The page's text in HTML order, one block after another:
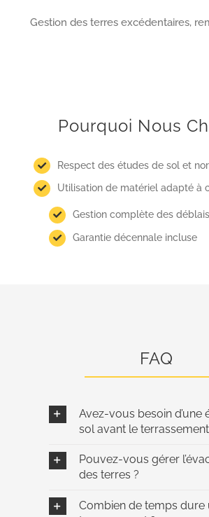
Gestion des terres excédentaires,
Pourquoi Nous
Respect des études de sol et
Utilisation de matériel adapté à
Gestion complète des
Garantie décennale incluse
FAQ
Avez-vous besoin d’une
sol avant le
Pouvez-vous gérer
des terres ?
Combien de temps dure